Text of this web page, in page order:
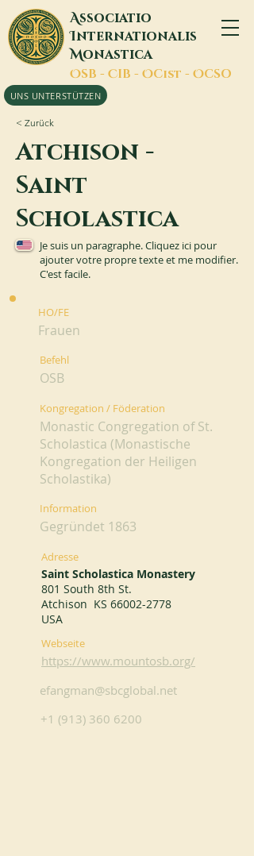
Associatio
Internationalis
Monastica
OSB - CIB - OCist - OCSO
UNS UNTERSTÜTZEN
< Zurück
Atchison -
Saint
Scholastica
Je suis un paragraphe. Cliquez ici pour
ajouter votre propre texte et me modifier.
C'est facile.
HO/FE
Frauen
Befehl
OSB
Kongregation / Föderation
Monastic Congregation of St.
Scholastica (Monastische
Kongregation der Heiligen
Scholastika)
Information
Gegründet 1863
Adresse
Saint Scholastica Monastery
801 South 8th St.
Atchison KS 66002-2778
USA
Webseite
https://www.mountosb.org/
efangman@sbcglobal.net
+1 (913) 360 6200